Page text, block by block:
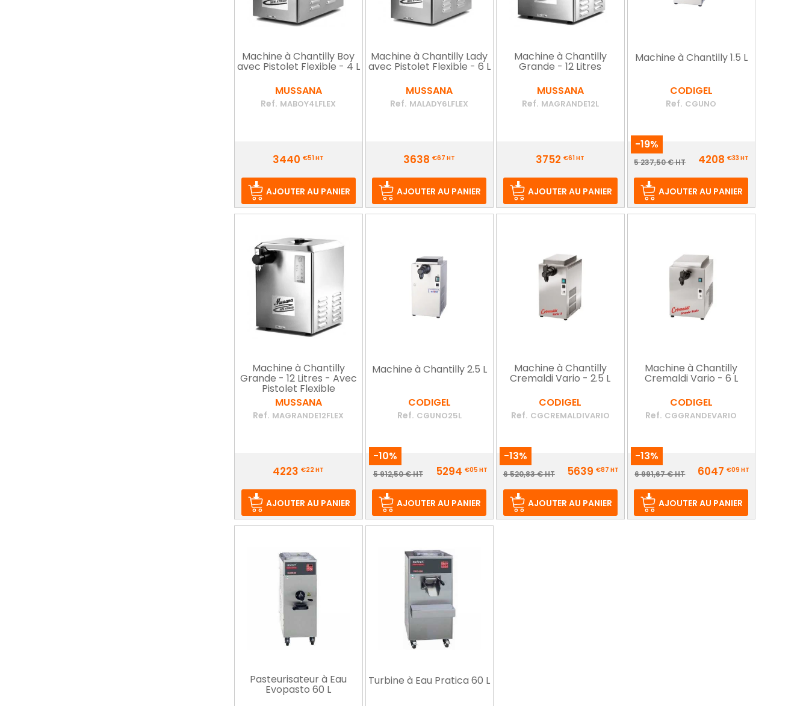
Machine à Chantilly Boy
avec Pistolet Flexible - 4 L
MUSSANA
Ref. MABOY4LFLEX
3440€51HT
AJOUTER AU PANIER
Machine à Chantilly Lady
avec Pistolet Flexible - 6 L
MUSSANA
Ref. MALADY6LFLEX
3638€67 HT
AJOUTER AU PANIER
Machine à Chantilly
Grande - 12 Litres
MUSSANA
Ref. MAGRANDE12L
3752€61HT
AJOUTER AU PANIER
Machine à Chantilly 1.5 L
CODIGEL
Ref. CGUNO
-19%
Prix
Prix
base
5 237,50 € HT 4208€33HT
AJOUTER AU PANIER
Machine à Chantilly
Grande - 12 Litres - Avec
Pistolet Flexible
MUSSANA
Ref. MAGRANDE12FLEX
4223€22HT
AJOUTER AU PANIER
Machine à Chantilly 2.5 L
CODIGEL
Ref. CGUNO25L
-10%
Prix
Prix
base
5 912,50 € HT 5294€05 HT
AJOUTER AU PANIER
Machine à Chantilly
Cremaldi Vario - 2.5 L
CODIGEL
Ref. CGCREMALDIVARIO
-13%
Prix
Prix
base
6 520,83 € HT 5639 €87 HT
AJOUTER AU PANIER
Machine à Chantilly
Cremaldi Vario - 6 L
CODIGEL
Ref. CGGRANDEVARIO
-13%
Prix
Prix
base
6 991,67 € HT 6047€09 HT
AJOUTER AU PANIER
Pasteurisateur à Eau
Evopasto 60 L
Turbine à Eau Pratica 60 L